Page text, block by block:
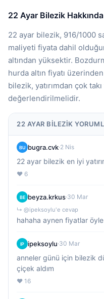
22 Ayar Bilezik Hakkında
22 ayar bilezik, 916/1000
maliyeti fiyata dahil
altından yüksektir.
hurda altın fiyatı
bilezik, yatırımdan çok
değerlendirilmelidir.
22 AYAR BILEZIK
BU bugra.cvk·2 Nis
22 ayar bilezik en iyi
❤️ 6
BE beyza.krkus·30 Mar
↳ @ipeksoylu'e cevap
hahaha aynen fiyatlar
IP ipeksoylu·30 Mar
anneler günü için bilezik
çiçek aldım
❤️ 16